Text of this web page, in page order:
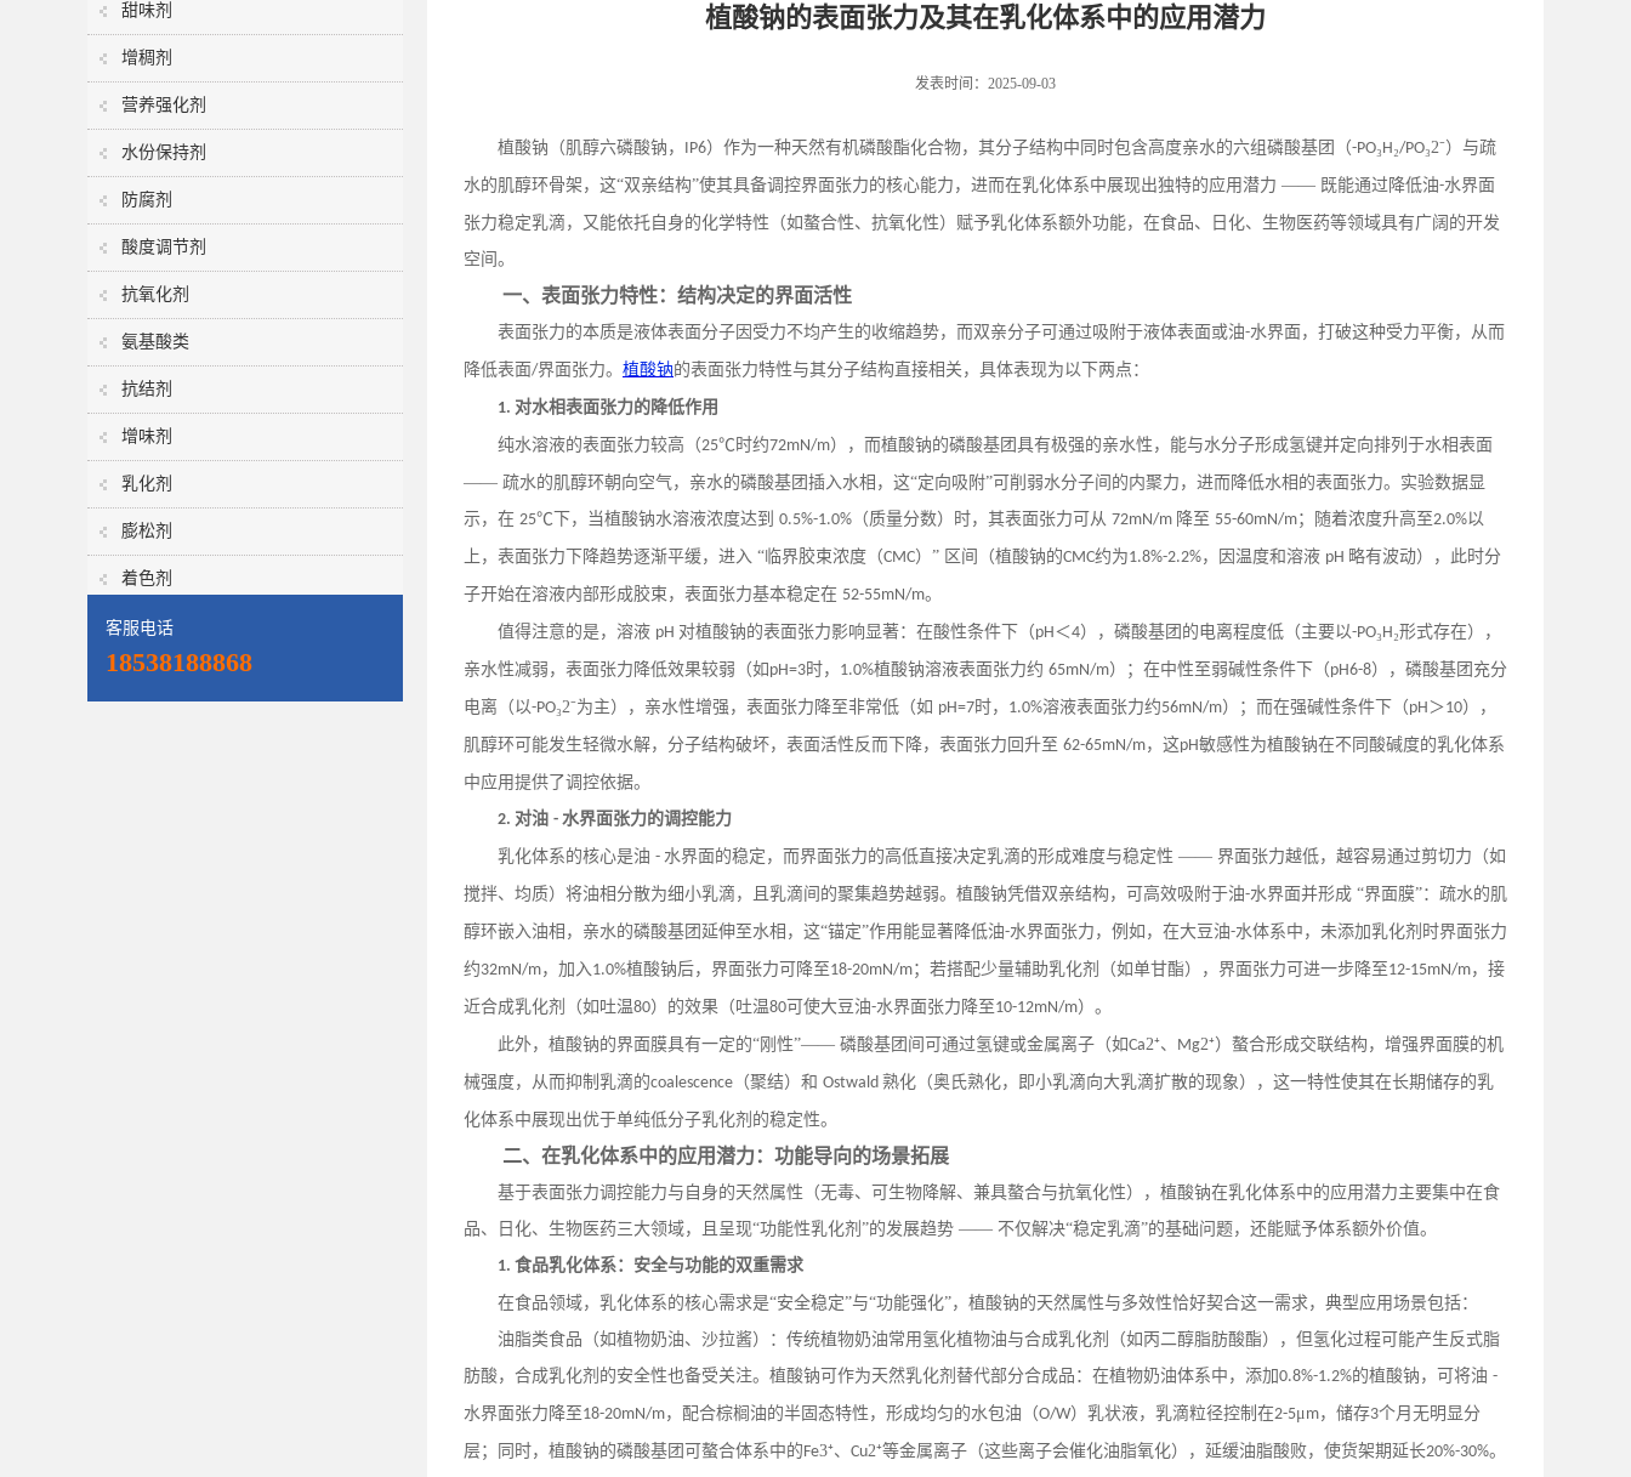
甜味剂
增稠剂
营养强化剂
水份保持剂
防腐剂
酸度调节剂
抗氧化剂
氨基酸类
抗结剂
增味剂
乳化剂
膨松剂
着色剂
客服电话
18538188868
植酸钠的表面张力及其在乳化体系中的应用潜力
发表时间：2025-09-03
植酸钠（肌醇六磷酸钠， IP6）作为一种天然有机磷酸酯化合物，其分子结构中同时包含高度亲水的六组磷酸基团（-PO₃H₂/PO₃2⁻）与疏
水的肌醇环骨架，这“双亲结构”使其具备调控界面张力的核心能力，进而在乳化体系中展现出独特的应用潜力 —— 既能通过降低油-水界面
张力稳定乳滴，又能依托自身的化学特性（如螯合性、抗氧化性）赋予乳化体系额外功能，在食品、日化、生物医药等领域具有广阔的开发
空间。
一、表面张力特性：结构决定的界面活性
表面张力的本质是液体表面分子因受力不均产生的收缩趋势，而双亲分子可通过吸附于液体表面或油-水界面，打破这种受力平衡，从而
降低表面/界面张力。 植酸钠的表面张力特性与其分子结构直接相关，具体表现为以下两点：
1. 对水相表面张力的降低作用
纯水溶液的表面张力较高（25℃时约72mN/m），而植酸钠的磷酸基团具有极强的亲水性，能与水分子形成氢键并定向排列于水相表面
—— 疏水的肌醇环朝向空气，亲水的磷酸基团插入水相，这“定向吸附”可削弱水分子间的内聚力，进而降低水相的表面张力。实验数据显
示，在 25℃下，当植酸钠水溶液浓度达到 0.5%-1.0% （质量分数）时，其表面张力可从 72mN/m 降至 55-60mN/m；随着浓度升高至2.0%以
上，表面张力下降趋势逐渐平缓，进入 “临界胶束浓度（CMC）” 区间（植酸钠的CMC约为1.8%-2.2%，因温度和溶液 pH 略有波动），此时分
子开始在溶液内部形成胶束，表面张力基本稳定在 52-55mN/m。
值得注意的是，溶液 pH 对植酸钠的表面张力影响显著：在酸性条件下（pH＜4），磷酸基团的电离程度低（主要以-PO₃H₂形式存在），
亲水性减弱，表面张力降低效果较弱（如 pH=3时， 1.0%植酸钠溶液表面张力约 65mN/m）；在中性至弱碱性条件下（pH6-8），磷酸基团充分
电离（以-PO₃2⁻为主），亲水性增强，表面张力降至非常低（如 pH=7时， 1.0%溶液表面张力约56mN/m）；而在强碱性条件下（pH＞10），
肌醇环可能发生轻微水解，分子结构破坏，表面活性反而下降，表面张力回升至 62-65mN/m，这pH敏感性为植酸钠在不同酸碱度的乳化体系
中应用提供了调控依据。
2. 对油 - 水界面张力的调控能力
乳化体系的核心是油 - 水界面的稳定，而界面张力的高低直接决定乳滴的形成难度与稳定性 —— 界面张力越低，越容易通过剪切力（如
搅拌、均质）将油相分散为细小乳滴，且乳滴间的聚集趋势越弱。植酸钠凭借双亲结构，可高效吸附于油-水界面并形成 “界面膜”：疏水的肌
醇环嵌入油相，亲水的磷酸基团延伸至水相，这“锚定”作用能显著降低油-水界面张力，例如，在大豆油-水体系中，未添加乳化剂时界面张力
约32mN/m，加入1.0%植酸钠后，界面张力可降至18-20mN/m；若搭配少量辅助乳化剂（如单甘酯），界面张力可进一步降至12-15mN/m，接
近合成乳化剂（如吐温80）的效果（吐温80可使大豆油-水界面张力降至10-12mN/m）。
此外，植酸钠的界面膜具有一定的“刚性”—— 磷酸基团间可通过氢键或金属离子（如Ca2⁺、 Mg2⁺）螯合形成交联结构，增强界面膜的机
械强度，从而抑制乳滴的coalescence （聚结）和 Ostwald 熟化（奥氏熟化，即小乳滴向大乳滴扩散的现象），这一特性使其在长期储存的乳
化体系中展现出优于单纯低分子乳化剂的稳定性。
二、在乳化体系中的应用潜力：功能导向的场景拓展
基于表面张力调控能力与自身的天然属性（无毒、可生物降解、兼具螯合与抗氧化性），植酸钠在乳化体系中的应用潜力主要集中在食
品、日化、生物医药三大领域，且呈现“功能性乳化剂”的发展趋势 —— 不仅解决“稳定乳滴”的基础问题，还能赋予体系额外价值。
1. 食品乳化体系：安全与功能的双重需求
在食品领域，乳化体系的核心需求是“安全稳定”与“功能强化”，植酸钠的天然属性与多效性恰好契合这一需求，典型应用场景包括：
油脂类食品（如植物奶油、沙拉酱）：传统植物奶油常用氢化植物油与合成乳化剂（如丙二醇脂肪酸酯），但氢化过程可能产生反式脂
肪酸，合成乳化剂的安全性也备受关注。植酸钠可作为天然乳化剂替代部分合成品：在植物奶油体系中，添加0.8%-1.2%的植酸钠，可将油 -
水界面张力降至18-20mN/m，配合棕榈油的半固态特性，形成均匀的水包油（O/W）乳状液，乳滴粒径控制在2-5μm，储存3个月无明显分
层；同时，植酸钠的磷酸基团可螯合体系中的Fe3⁺、 Cu2⁺等金属离子（这些离子会催化油脂氧化），延缓油脂酸败，使货架期延长20%-30%。